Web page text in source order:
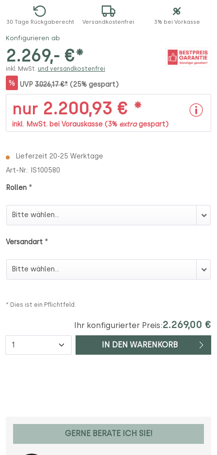
30 Tage Rückgaberecht Versandkostenfrei 3% bei Vorkasse
Konfigurieren ab
2.269,- €*
inkl. MwSt. und versandkostenfrei
% UVP 3.026,17 €* (25% gespart)
nur 2.200,93 € *
inkl. MwSt. bei Vorauskasse (3% extragespart)
Lieferzeit 20-25 Werktage
Art-Nr.: IS100580
Rollen *
Rollen
Versandart *
Versandart
* Dies ist ein Pflichtfeld.
Ihr konfigurierter Preis:2.269,00 €
Anzahl IN DEN WARENKORB
GERNE BERATE ICH SIE!